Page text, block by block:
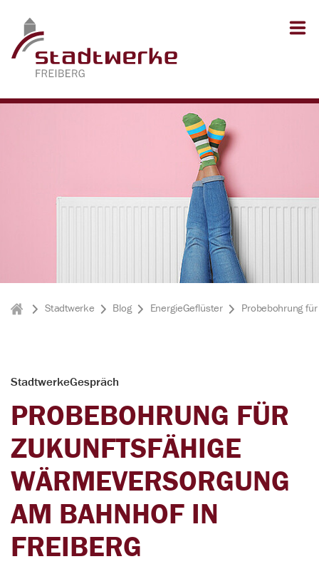
Stadtwerke Freiberg
Stadtwerke Blog EnergieGeflüster Probebohrung
StadtwerkeGespräch
PROBEBOHRUNG FÜR
ZUKUNFTSFÄHIGE
WÄRMEVERSORGUNG
AM BAHNHOF IN
FREIBERG